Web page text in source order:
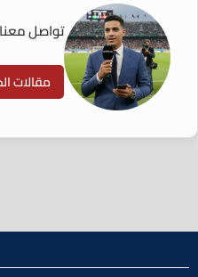
تواصل معنا:
مقالات الكاتب